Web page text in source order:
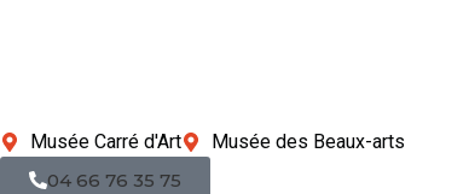
Musée Carré d'Art
Musée des Beaux-arts
04 66 76 35 75